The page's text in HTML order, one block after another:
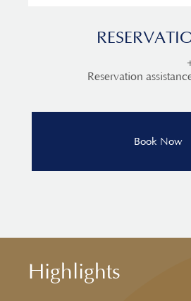
Reservation
Highlights